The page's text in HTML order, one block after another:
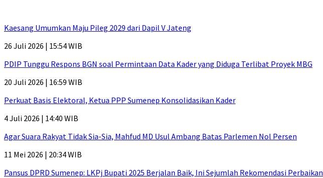
Kaesang Umumkan Maju Pileg 2029 dari Dapil V Jateng
26 Juli 2026 | 15:54 WIB
PDIP Tunggu Respons BGN soal Permintaan Data Kader yang Diduga Terlibat Proyek MBG
20 Juli 2026 | 16:59 WIB
Perkuat Basis Elektoral, Ketua PPP Sumenep Konsolidasikan Kader
4 Juli 2026 | 14:40 WIB
Agar Suara Rakyat Tidak Sia-Sia, Mahfud MD Usul Ambang Batas Parlemen Nol Persen
11 Mei 2026 | 20:34 WIB
Pansus DPRD Sumenep: LKPj Bupati 2025 Berjalan Baik, Ini Sejumlah Rekomendasi Perbaikan